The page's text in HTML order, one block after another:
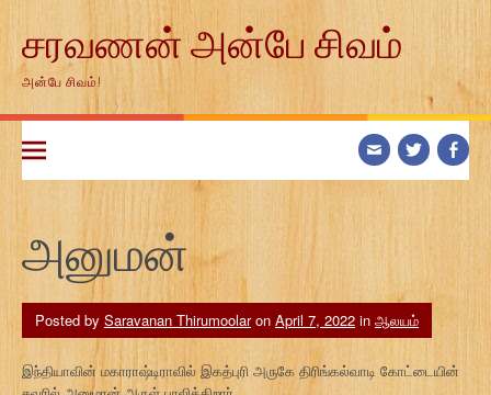
contentசரவணன் அன்பே சிவம்
அன்பே சிவம்!
அனுமன்
Posted by Saravanan Thirumoolaron April 7, 2022 in ஆலயம்
இந்தியாவின் மகாராஷ்டிராவில் இகத்புரி அருகே திரிங்கல்வாடி கோட்டையின்